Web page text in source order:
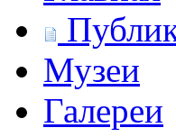
Музеи
Галереи